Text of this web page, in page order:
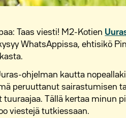
Taas viesti! M2-Kotien
WhatsAppissa, ehtisikö
ohjelman kautta
peruuttanut sairastumisen
Tällä kertaa minun
viestejä tutkiessaan.